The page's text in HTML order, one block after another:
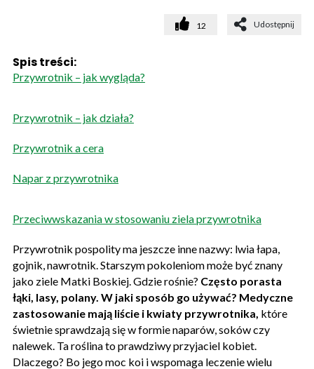
12 Udostępnij
Spis treści:
Przywrotnik – jak wygląda?
Przywrotnik – jak działa?
Przywrotnik a cera
Napar z przywrotnika
Przeciwwskazania w stosowaniu ziela przywrotnika
Przywrotnik pospolity ma jeszcze inne nazwy: lwia łapa,
gojnik, nawrotnik. Starszym pokoleniom może być znany
jako ziele Matki Boskiej. Gdzie rośnie? Często porasta
łąki, lasy, polany. W jaki sposób go używać? Medyczne
zastosowanie mają liście i kwiaty przywrotnika, które
świetnie sprawdzają się w formie naparów, soków czy
nalewek. Ta roślina to prawdziwy przyjaciel kobiet.
Dlaczego? Bo jego moc koi i wspomaga leczenie wielu